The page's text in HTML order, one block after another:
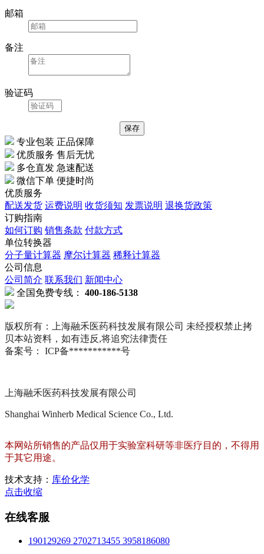
邮箱
备注
验证码
专业包装 正品保障
优质服务 售后无忧
多仓直发 急速配送
微信下单 便捷时尚
优质服务
配送发货 运费说明 收货须知 发票说明 退换货政策
订购指南
如何订购 销售条款 付款方式
单位转换器
分子量计算器 摩尔计算器 稀释计算器
公司信息
公司简介 联系我们 新闻中心
全国免费专线： 400-186-5138
版权所有：上海融禾医药科技发展有限公司 未经授权禁止拷
贝本站资料，如有违反,将追究法律责任
备案号： ICP备***********号
上海融禾医药科技发展有限公司
Shanghai Winherb Medical Science Co., Ltd.
本网站所销售的产品仅用于实验室科研等非医疗目的，不得用
于其它用途。
技术支持： 库价化学
点击收缩
在线客服
190129269 2702713455 3958186080